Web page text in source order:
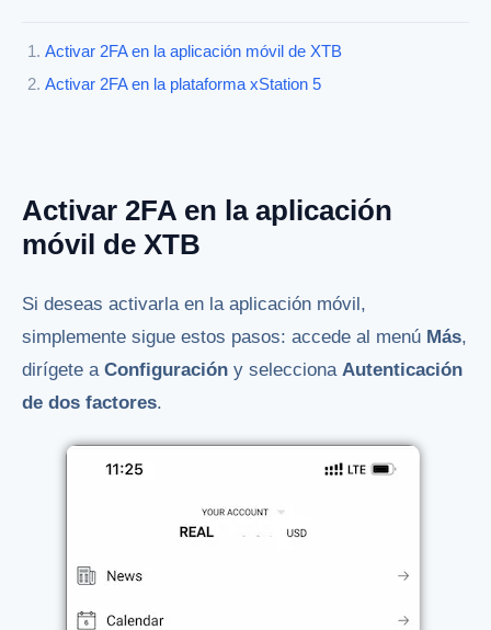
Activar 2FA en la aplicación móvil de XTB
Activar 2FA en la plataforma xStation 5
Activar 2FA en la aplicación
móvil de XTB
Si deseas activarla en la aplicación móvil,
simplemente sigue estos pasos: accede al menú Más,
dirígete a Configuración y selecciona Autenticación
de dos factores.